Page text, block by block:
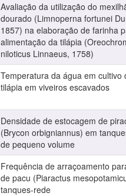
Avaliação da utilização do
dourado (Limnoperna fortunei
1857) na elaboração de farinha
alimentação da tilápia
niloticus Linnaeus, 1758)
Temperatura da água em cultivo
tilápia em viveiros escavados
Densidade de estocagem de
(Brycon orbigniannus) em
de pequeno volume
Frequência de arraçoamento
de pacu (Piaractus
tanques-rede